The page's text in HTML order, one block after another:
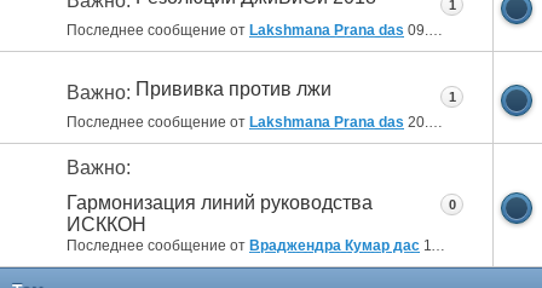
Последнее сообщение от Lakshmana Prana das 09.04.2018 10:14
1
Важно: Прививка против лжи
Последнее сообщение от Lakshmana Prana das 20.10.2014 12:14
1
Важно:
Гармонизация линий руководства
ИСККОН
Последнее сообщение от Враджендра Кумар дас 11.07.2012
0